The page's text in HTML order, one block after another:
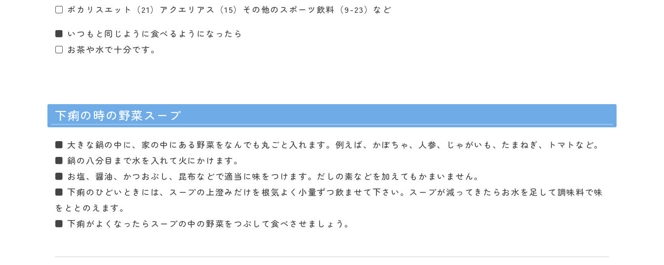
□ ポカリスエット（21）アクエリアス（15）その他のスポーツ飲料（9-23）など
■ いつもと同じように食べるようになったら
□ お茶や水で十分です。
下痢の時の野菜スープ
■ 大きな鍋の中に、家の中にある野菜をなんでも丸ごと入れます。例えば、かぼちゃ、人参、じゃがいも、たまねぎ、トマトなど。
■ 鍋の八分目まで水を入れて火にかけます。
■ お塩、醤油、かつおぶし、昆布などで適当に味をつけます。だしの素などを加えてもかまいません。
■ 下痢のひどいときには、スープの上澄みだけを根気よく小量ずつ飲ませて下さい。スープが減ってきたらお水を足して調味料で味
をととのえます。
■ 下痢がよくなったらスープの中の野菜をつぶして食べさせましょう。